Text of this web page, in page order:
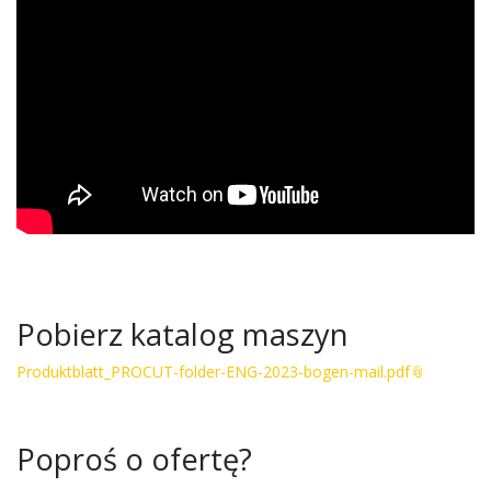
Pobierz katalog maszyn
Produktblatt_PROCUT-folder-ENG-2023-bogen-mail.pdf
Poproś o ofertę?